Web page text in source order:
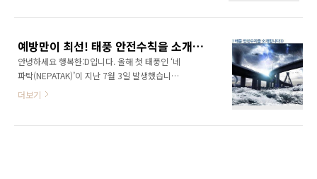
데요. 하지만 ‘반려동물의 안전을 위해 조수석에
앉혀야 한다’, ‘창문을 활짝 열어야 한다’ 등 의견
이 분분해 대체 어떤 말을 믿어야 할지 헷갈리기
일쑤죠. 반려견 드라이브 주의사항, 정확한 정보
리도록 하겠습니다☺ '견생 최대 위기.. 자동차는
예방만이 최선! 태풍 안전수칙을 소개합니다:D
안녕하세요 행복한:D입니다. 올해 첫 태풍인 ‘네
파탁(NEPATAK)’이 지난 7월 3일 발생했습니다.
매년 여름이면 장마와 함께 찾아오는 것이 태풍
더보기